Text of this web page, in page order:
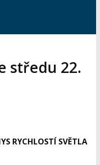
středu 22.
RYCHLOSTÍ SVĚTLA